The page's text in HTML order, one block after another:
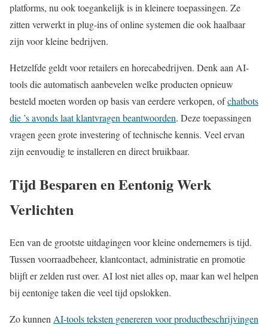
platforms, nu ook toegankelijk is in kleinere toepassingen. Ze
zitten verwerkt in plug-ins of online systemen die ook haalbaar
zijn voor kleine bedrijven.
Hetzelfde geldt voor retailers en horecabedrijven. Denk aan AI-
tools die automatisch aanbevelen welke producten opnieuw
besteld moeten worden op basis van eerdere verkopen, ofchatbots
die ’s avonds laat klantvragen beantwoorden. Deze toepassingen
vragen geen grote investering of technische kennis. Veel ervan
zijn eenvoudig te installeren en direct bruikbaar.
Tijd Besparen en Eentonig Werk
Verlichten
Een van de grootste uitdagingen voor kleine ondernemers is tijd.
Tussen voorraadbeheer, klantcontact, administratie en promotie
blijft er zelden rust over. AI lost niet alles op, maar kan wel helpen
bij eentonige taken die veel tijd opslokken.
Zo kunnen AI-tools teksten genereren voor productbeschrijvingen